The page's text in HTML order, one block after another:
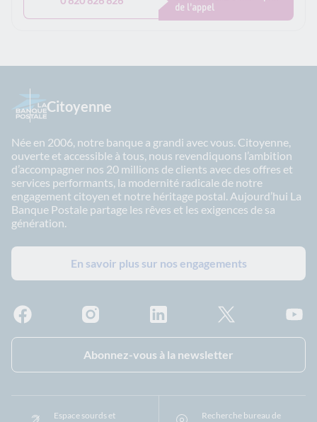
de l’appel
Citoyenne
Née en 2006, notre banque a grandi avec vous. Citoyenne,
ouverte et accessible à tous, nous revendiquons l’ambition
d’accompagner nos 20 millions de clients avec des offres et
services performants, la modernité radicale de notre
engagement citoyen et notre héritage postal. Aujourd’hui La
Banque Postale partage les rêves et les exigences de sa
génération.
En savoir plus sur nos engagements
Abonnez-vous à la newsletter
Espace sourds et
Recherche bureau de